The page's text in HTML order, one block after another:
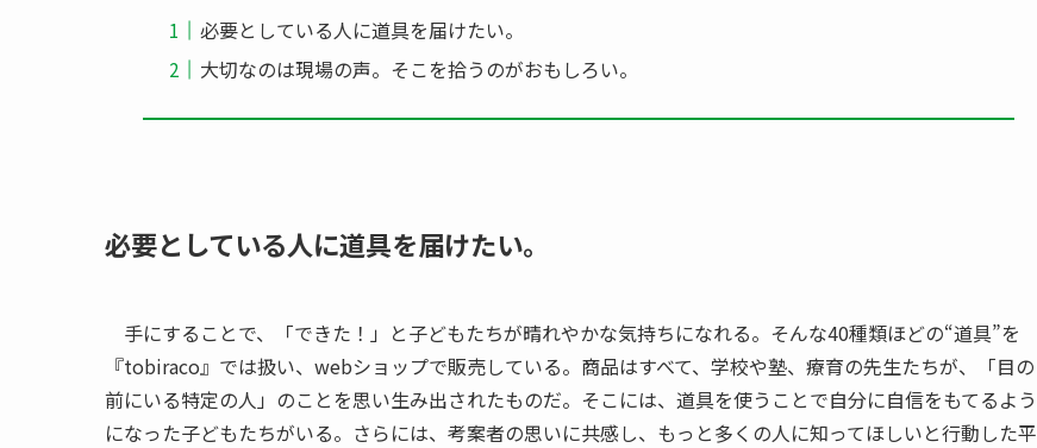
必要としている人に道具を届けたい。
大切なのは現場の声。そこを拾うのがおもしろい。
必要としている人に道具を届けたい。
手にすることで、「できた！」と子どもたちが晴れやかな気持ちになれる。そんな40種類ほどの“道具”を
『tobiraco』では扱い、webショップで販売している。商品はすべて、学校や塾、療育の先生たちが、「目の
前にいる特定の人」のことを思い生み出されたものだ。そこには、道具を使うことで自分に自信をもてるよう
になった子どもたちがいる。さらには、考案者の思いに共感し、もっと多くの人に知ってほしいと行動した平